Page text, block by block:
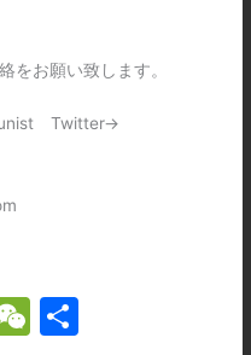
をお願い致します。
Twitter→
W